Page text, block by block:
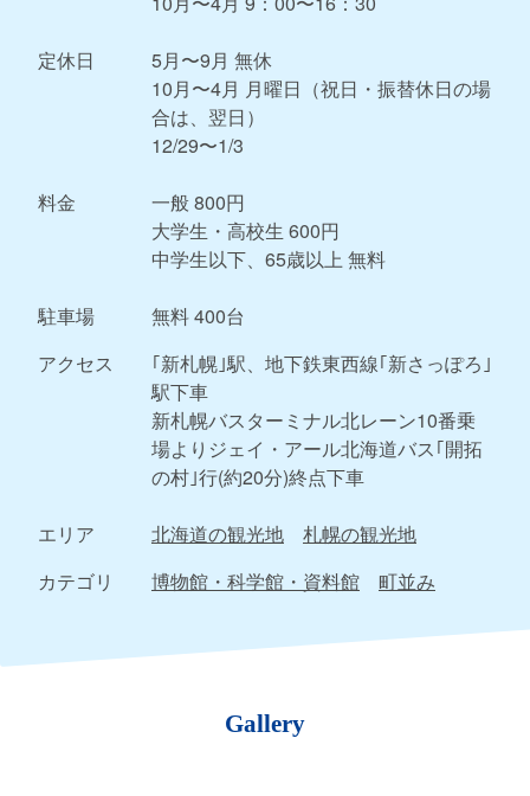
定休日
5月〜9月 無休
10月〜4月 月曜日（祝日・振替休日の場
合は、翌日）
12/29〜1/3
料金
一般 800円
大学生・高校生 600円
中学生以下、65歳以上 無料
駐車場
無料 400台
アクセス
｢新札幌｣駅、地下鉄東西線｢新さっぽろ｣
駅下車
新札幌バスターミナル北レーン10番乗
場よりジェイ・アール北海道バス｢開拓
の村｣行(約20分)終点下車
エリア 北海道の観光地
札幌の観光地
カテゴリ
博物館・科学館・資料館 町並み
Gallery